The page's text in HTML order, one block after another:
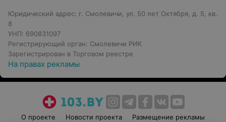
Юридический адрес: г. Смолевичи, ул. 50 лет Октября, д. 5, кв.
8
УНП: 690831097
Регистрирующий орган: Смолевичи РИК
Зарегистрирован в Торговом реестре
На правах рекламы
О проекте Новости проекта
Размещение рекламы